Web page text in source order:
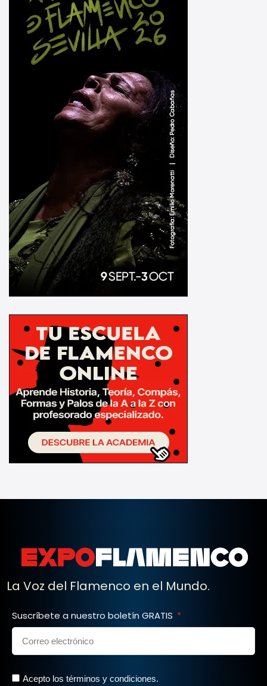
La Voz del Flamenco en el Mundo.
Suscríbete a nuestro boletín GRATIS
Acepto los términos y condiciones.